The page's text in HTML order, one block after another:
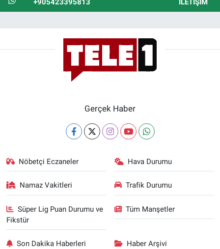
+905423395813 İLETIŞIM
Gerçek Haber
Nöbetçi Eczaneler Hava Durumu
Namaz Vakitleri Trafik Durumu
Süper Lig Puan Durumu ve
Fikstür
Tüm Manşetler
Son Dakika Haberleri Haber Arşivi